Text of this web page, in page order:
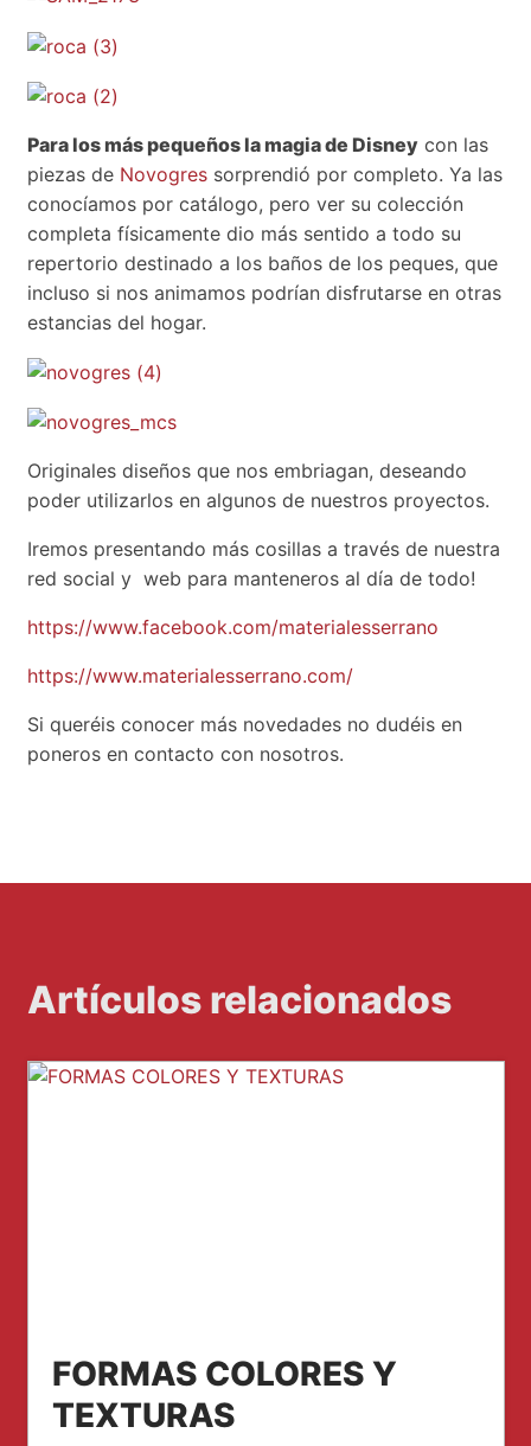
Para los más pequeños la magia de Disneycon las
piezas de Novogressorprendió por completo. Ya las
conocíamos por catálogo, pero ver su colección
completa físicamente dio más sentido a todo su
repertorio destinado a los baños de los peques, que
incluso si nos animamos podrían disfrutarse en otras
estancias del hogar.
Originales diseños que nos embriagan, deseando
poder utilizarlos en algunos de nuestros proyectos.
Iremos presentando más cosillas a través de nuestra
red social y web para manteneros al día de todo!
https://www.facebook.com/materialesserrano
https://www.materialesserrano.com/
Si queréis conocer más novedades no dudéis en
poneros en contacto con nosotros.
Artículos relacionados
FORMAS COLORES Y
TEXTURAS